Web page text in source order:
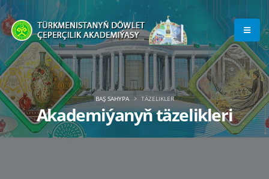
Akademiýanyň täzelikleri
BAŞ SAHYPA TÄZELIKLER